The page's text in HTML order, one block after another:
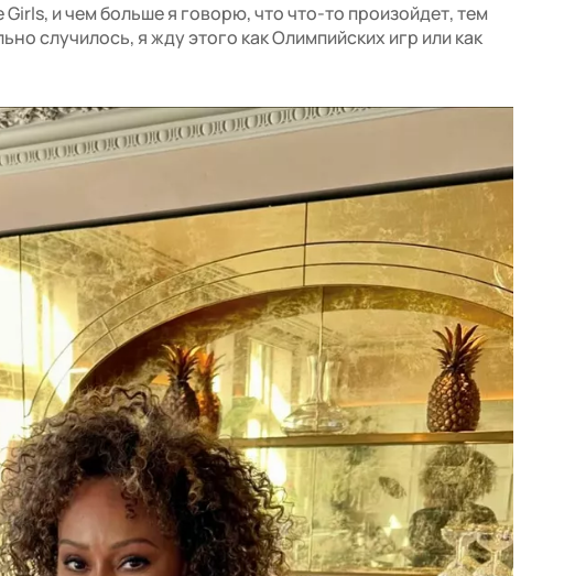
и чем больше я говорю, что что-то произойдет, тем
случилось, я жду этого как Олимпийских игр или как